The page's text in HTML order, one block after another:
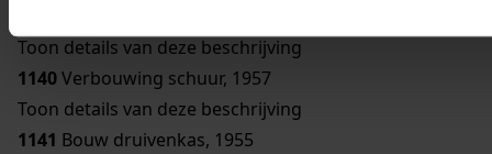
Toon details van deze beschrijving
1140Verbouwing schuur, 1957
Toon details van deze beschrijving
1141 Bouw druivenkas, 1955